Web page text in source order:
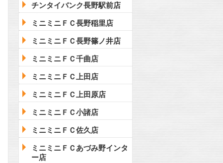
チンタイバンク長野駅前店
ミニミニＦＣ長野稲里店
ミニミニＦＣ長野篠ノ井店
ミニミニＦＣ千曲店
ミニミニＦＣ上田店
ミニミニＦＣ上田原店
ミニミニＦＣ小諸店
ミニミニＦＣ佐久店
ミニミニＦＣあづみ野インタ
ー店